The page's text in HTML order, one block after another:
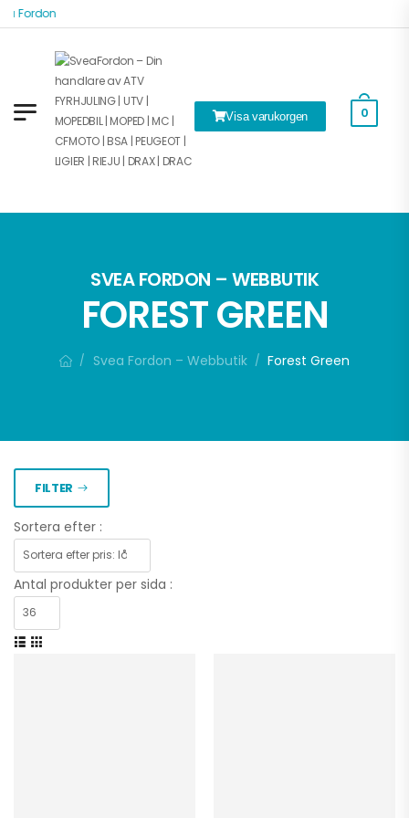
Fordon
Visa varukorgen 0
SVEA FORDON – WEBBUTIK
FOREST GREEN
/ Svea Fordon – Webbutik / Forest Green
FILTER
Sortera efter :
Antal produkter per sida :